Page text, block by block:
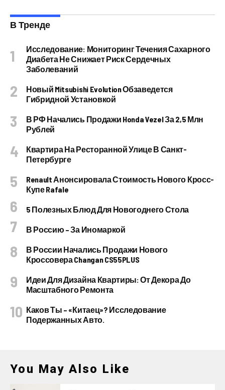
В Тренде
Исследование: Мониторинг Течения Сахарного
Диабета Не Снижает Риск Сердечных
Заболеваний
Новый Mitsubishi Evolution Обзаведется
Гибридной Установкой
В РФ Начались Продажи Honda Vezel За 2,5 Млн
Рублей
Квартира На Ресторанной Улице В Санкт-
Петербурге
Renault Анонсировала Стоимость Нового Кросс-
Купе Rafale
5 Полезных Блюд Для Новогоднего Стола
В Россию – За Иномаркой
В России Начались Продажи Нового
Кроссовера Changan CS55PLUS
Идеи Для Дизайна Квартиры: От Декора До
Масштабного Ремонта
Каков Ты – «китаец»? Исследование
Подержанных Авто.
You May Also Like